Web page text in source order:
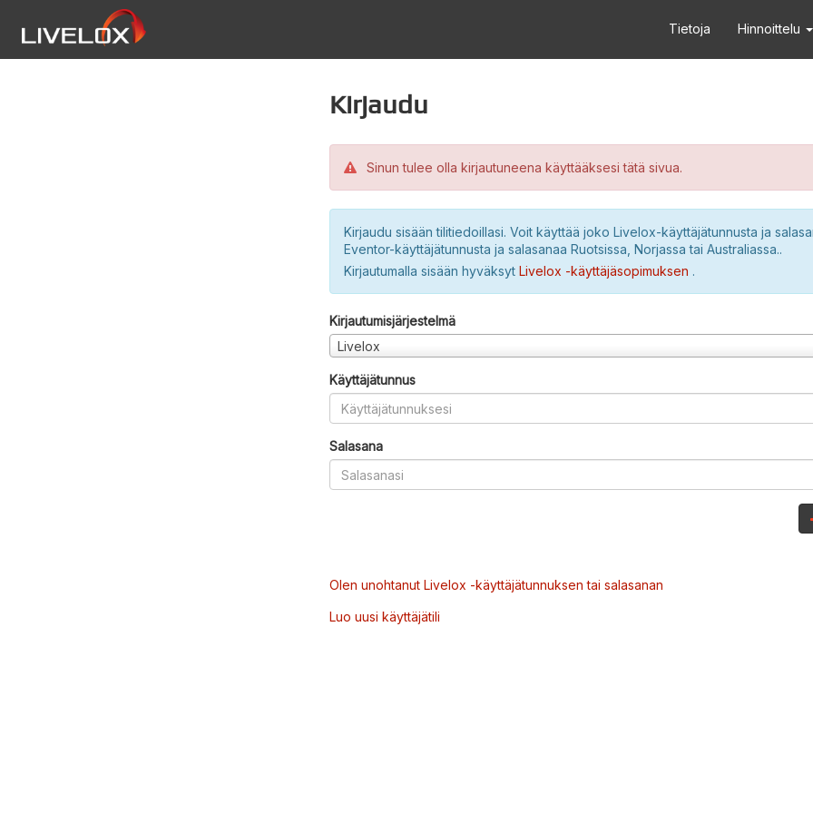
Tietoja Hinnoittelu
Kirjaudu
Sinun tulee olla kirjautuneena käyttääksesi tätä sivua.
Kirjaudu sisään tilitiedoillasi. Voit käyttää joko Livelox-käyttäjätunnusta ja
Eventor-käyttäjätunnusta ja salasanaa Ruotsissa, Norjassa tai Australiassa..
Kirjautumalla sisään hyväksyt Livelox -käyttäjäsopimuksen .
Kirjautumisjärjestelmä
Livelox
Käyttäjätunnus
Salasana
Olen unohtanut Livelox -käyttäjätunnuksen tai salasanan
Luo uusi käyttäjätili